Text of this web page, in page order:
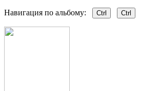
Навигация по альбому: Ctrl Ctrl